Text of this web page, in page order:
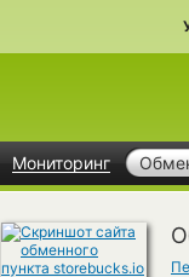
Мониторинг